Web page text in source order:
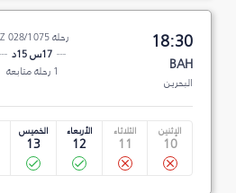
18:30
BAH
البحرين
رحلة FZ 028/1075
17س 15د
1 رحلة متابعة
الإثنين
10
الثلاثاء
11
الأربعاء
12
الخميس
13